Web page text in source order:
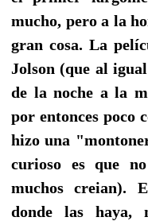
mucho, pero a la
gran cosa. La
Jolson (que al
de la noche a la
por entonces poco
hizo una
curioso es que
muchos creian).
donde las haya,